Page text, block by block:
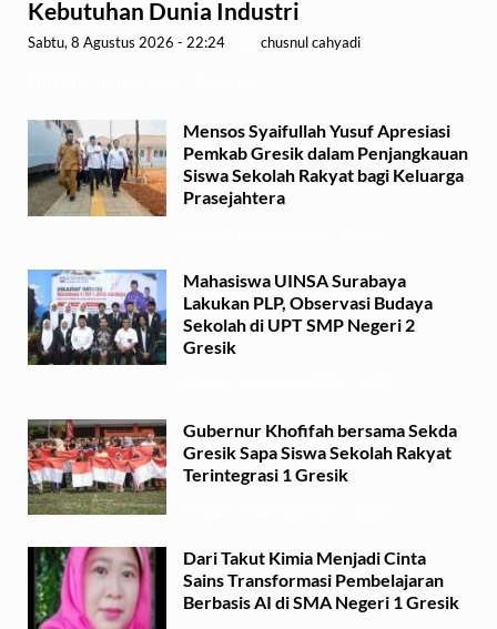
Kebutuhan Dunia Industri
Sabtu, 8 Agustus 2026 - 22:24 chusnul cahyadi
Mensos Syaifullah Yusuf Apresiasi
Pemkab Gresik dalam Penjangkauan
Siswa Sekolah Rakyat bagi Keluarga
Prasejahtera
Mahasiswa UINSA Surabaya
Lakukan PLP, Observasi Budaya
Sekolah di UPT SMP Negeri 2
Gresik
Gubernur Khofifah bersama Sekda
Gresik Sapa Siswa Sekolah Rakyat
Terintegrasi 1 Gresik
Dari Takut Kimia Menjadi Cinta
Sains Transformasi Pembelajaran
Berbasis AI di SMA Negeri 1 Gresik